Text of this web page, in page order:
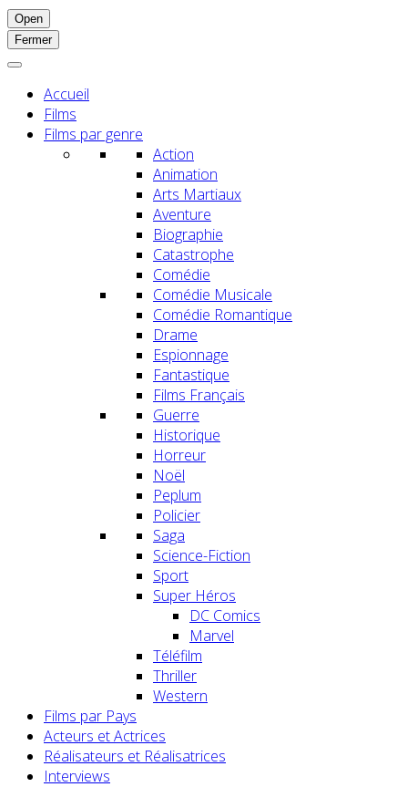
Open
Fermer
Accueil
Films
Films par genre
Action
Animation
Arts Martiaux
Aventure
Biographie
Catastrophe
Comédie
Comédie Musicale
Comédie Romantique
Drame
Espionnage
Fantastique
Films Français
Guerre
Historique
Horreur
Noël
Peplum
Policier
Saga
Science-Fiction
Sport
Super Héros
DC Comics
Marvel
Téléfilm
Thriller
Western
Films par Pays
Acteurs et Actrices
Réalisateurs et Réalisatrices
Interviews